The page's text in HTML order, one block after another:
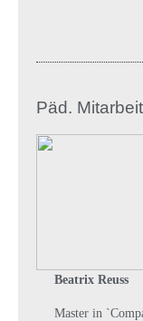
Päd.
Beatrix Reuss
Master in